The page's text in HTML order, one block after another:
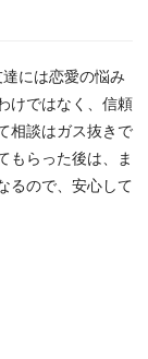
には恋愛の悩み
けではなく、信頼
相談はガス抜きで
もらった後は、ま
るので、安心して